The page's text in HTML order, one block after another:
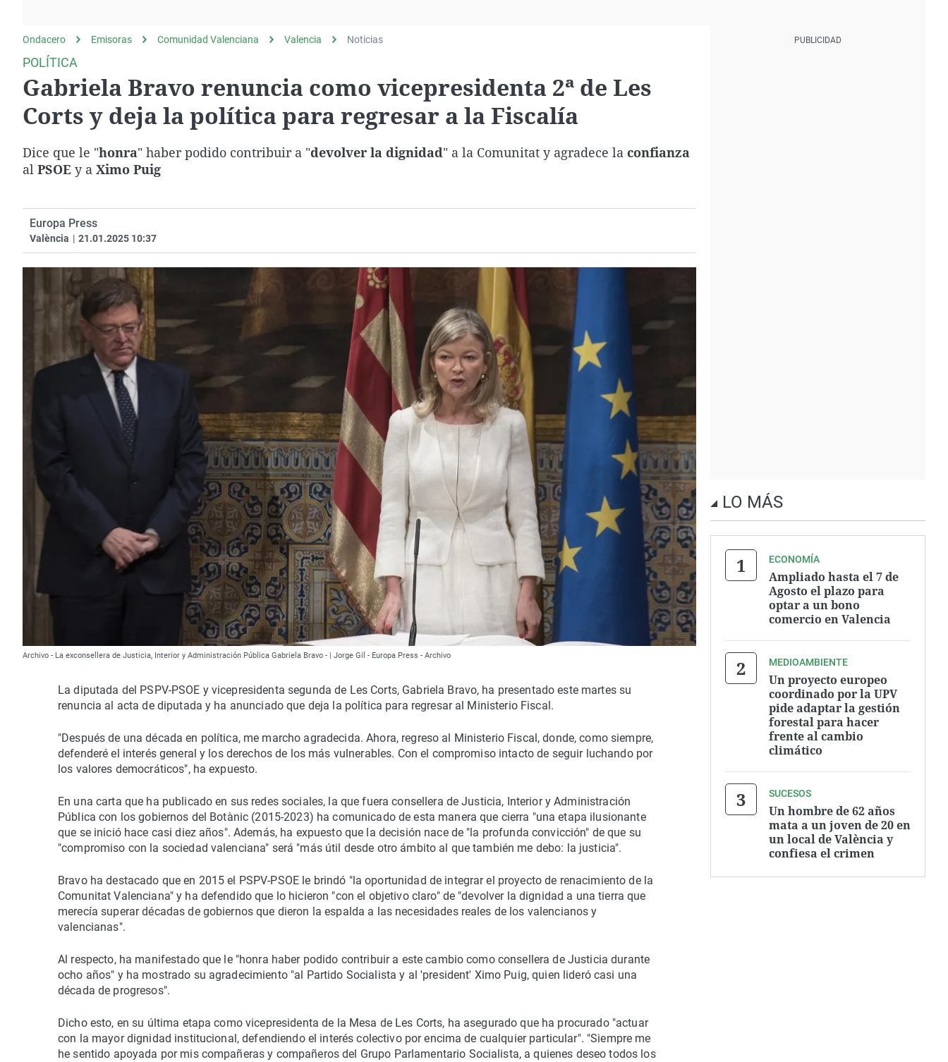
Negra
Ondacero Emisoras Comunidad Valenciana Valencia Noticias
POLÍTICA
Gabriela Bravo renuncia como vicepresidenta 2ª de Les
Corts y deja la política para regresar a la Fiscalía
Dice que le "honra" haber podido contribuir a "devolver la dignidad" a la Comunitat y agradece la confianza
al PSOE y a Ximo Puig
Europa Press
València | 21.01.2025 10:37
Archivo - La exconsellera de Justicia, Interior y Administración Pública Gabriela Bravo - | Jorge Gil - Europa Press - Archivo
La diputada del PSPV-PSOE y vicepresidenta segunda de Les Corts, Gabriela Bravo, ha presentado este martes su
renuncia al acta de diputada y ha anunciado que deja la política para regresar al Ministerio Fiscal.
"Después de una década en política, me marcho agradecida. Ahora, regreso al Ministerio Fiscal, donde, como siempre,
defenderé el interés general y los derechos de los más vulnerables. Con el compromiso intacto de seguir luchando por
los valores democráticos", ha expuesto.
En una carta que ha publicado en sus redes sociales, la que fuera consellera de Justicia, Interior y Administración
Pública con los gobiernos del Botànic (2015-2023) ha comunicado de esta manera que cierra "una etapa ilusionante
que se inició hace casi diez años". Además, ha expuesto que la decisión nace de "la profunda convicción" de que su
"compromiso con la sociedad valenciana" será "más útil desde otro ámbito al que también me debo: la justicia".
Bravo ha destacado que en 2015 el PSPV-PSOE le brindó "la oportunidad de integrar el proyecto de renacimiento de la
Comunitat Valenciana" y ha defendido que lo hicieron "con el objetivo claro" de "devolver la dignidad a una tierra que
merecía superar décadas de gobiernos que dieron la espalda a las necesidades reales de los valencianos y
valencianas".
Al respecto, ha manifestado que le "honra haber podido contribuir a este cambio como consellera de Justicia durante
ocho años" y ha mostrado su agradecimiento "al Partido Socialista y al 'president' Ximo Puig, quien lideró casi una
década de progresos".
Dicho esto, en su última etapa como vicepresidenta de la Mesa de Les Corts, ha asegurado que ha procurado "actuar
con la mayor dignidad institucional, defendiendo el interés colectivo por encima de cualquier particular". "Siempre me
he sentido apoyada por mis compañeras y compañeros del Grupo Parlamentario Socialista, a quienes deseo todos los
LO MÁS
ECONOMÍA
Ampliado hasta el 7 de
Agosto el plazo para
optar a un bono
comercio en Valencia
MEDIOAMBIENTE
Un proyecto europeo
coordinado por la UPV
pide adaptar la gestión
forestal para hacer
frente al cambio
climático
SUCESOS
Un hombre de 62 años
mata a un joven de 20 en
un local de València y
confiesa el crimen